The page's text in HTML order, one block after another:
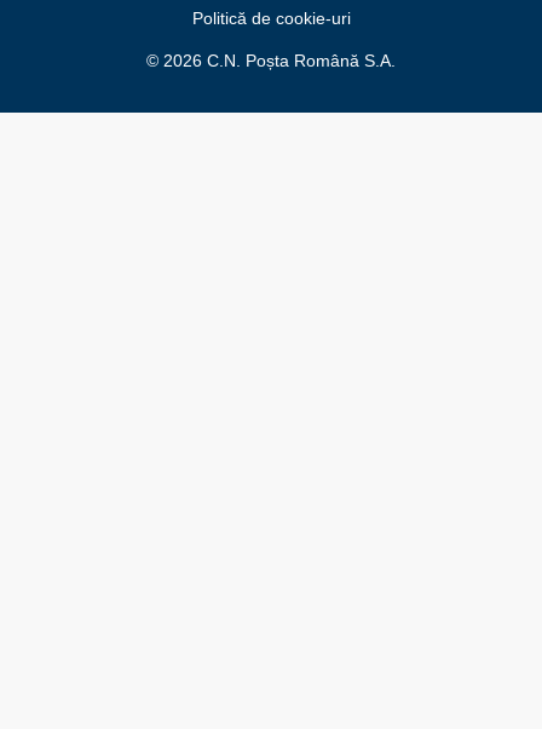
Politică de cookie-uri
© 2026 C.N. Poșta Română S.A.